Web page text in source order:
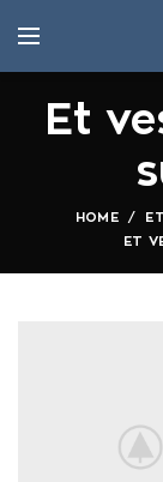
Et
HOME
ET